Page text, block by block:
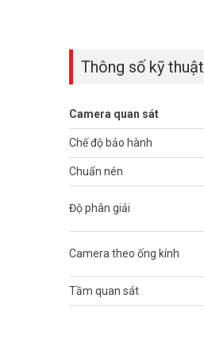
Thông số kỹ thuật
Camera quan sát
Chế độ bảo hành
Chuẩn nén
Độ phân giải
Camera theo ống kính
Tầm quan sát